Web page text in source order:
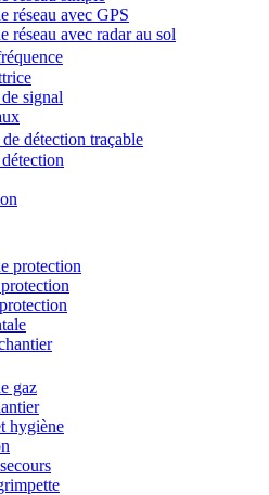
réseau avec GPS
réseau avec radar au sol
signal
détection traçable
protection
gaz
hygiène